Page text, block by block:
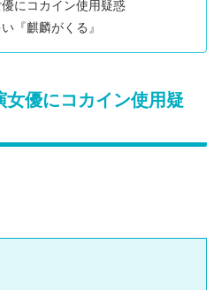
優にコカイン使用疑惑
『麒麟がくる』
女優にコカイン使用疑